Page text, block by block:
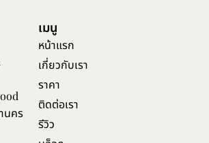
นคร
เมนู
หน้าแรก
เกี่ยวกับเรา
ราคา
ติดต่อเรา
รีวิว